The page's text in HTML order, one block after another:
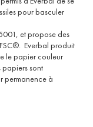
pour basculer
et propose des
Everbal produit
le papier couleur
papiers sont
permanence à